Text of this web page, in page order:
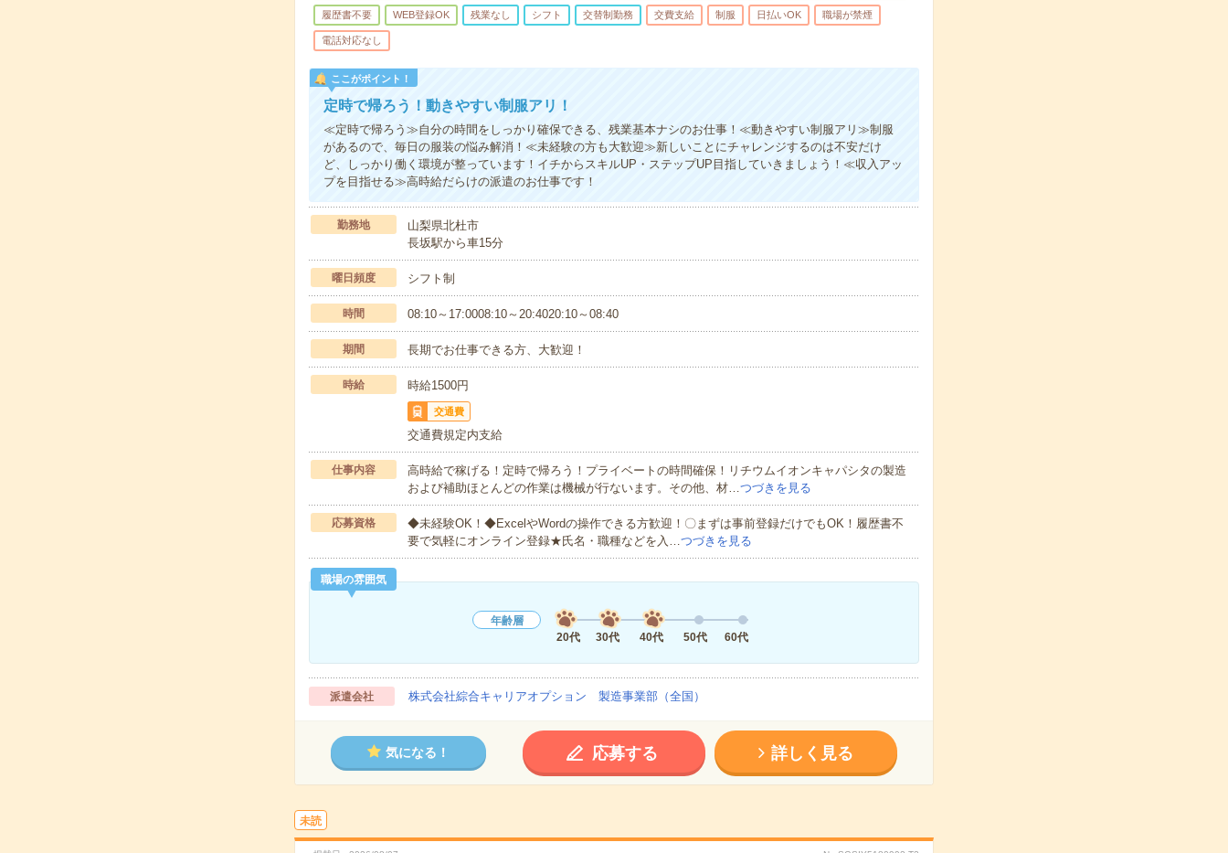
履歴書不要 WEB登録OK 残業なし シフト 交替制勤務 交費支給 制服 日払いOK 職場が禁煙
電話対応なし
ここがポイント！
定時で帰ろう！動きやすい制服アリ！
≪定時で帰ろう≫自分の時間をしっかり確保できる、残業基本ナシのお仕事！≪動きやすい制服アリ≫制服
があるので、毎日の服装の悩み解消！≪未経験の方も大歓迎≫新しいことにチャレンジするのは不安だけ
ど、しっかり働く環境が整っています！イチからスキルUP・ステップUP目指していきましょう！≪収入アッ
プを目指せる≫高時給だらけの派遣のお仕事です！
勤務地
山梨県北杜市
長坂駅から車15分
曜日頻度 シフト制
時間 08:10～17:0008:10～20:4020:10～08:40
期間 長期でお仕事できる方、大歓迎！
時給 時給1500円
交通費
交通費規定内支給
仕事内容
高時給で稼げる！定時で帰ろう！プライベートの時間確保！リチウムイオンキャパシタの製造
および補助ほとんどの作業は機械が行ないます。その他、材…つづきを見る
応募資格
◆未経験OK！◆ExcelやWordの操作できる方歓迎！〇まずは事前登録だけでもOK！履歴書不
要で気軽にオンライン登録★氏名・職種などを入…つづきを見る
職場の雰囲気
年齢層
20代
30代 40代 50代 60代
派遣会社 株式会社綜合キャリアオプション 製造事業部（全国）
気になる！ 応募する 詳しく見る
未読